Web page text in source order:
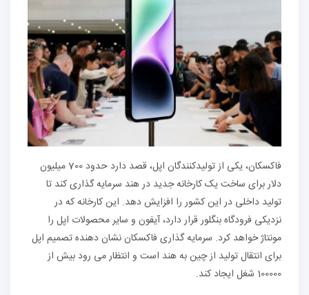
فاکسکان، یکی از تولیدکنندگان اپل، قصد دارد حدود 700 میلیون
دلار برای ساخت یک کارخانه جدید در هند سرمایه گذاری کند تا
تولید داخلی در این کشور را افزایش دهد. این کارخانه که در
نزدیکی فرودگاه بنگلور قرار دارد، آیفون و سایر محصولات اپل را
مونتاژ خواهد کرد. سرمایه گذاری فاکسکان نشان دهنده تصمیم اپل
برای انتقال تولید از چین به هند است و انتظار می رود بیش از
100000 شغل ایجاد کند.